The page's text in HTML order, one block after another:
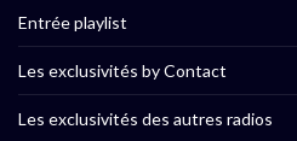
Entrée playlist
Les exclusivités by Contact
Les exclusivités des autres radios